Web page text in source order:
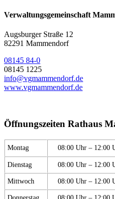
Verwaltungsgemeinschaft
Augsburger Straße 12
82291 Mammendorf
08145 84-0
08145 1225
info@vgmammendorf.de
www.vgmammendorf.de
Öffnungszeiten Rathaus
Montag 08:00 Uhr – 12:00
Dienstag 08:00 Uhr – 12:00
Mittwoch 08:00 Uhr – 12:00
Donnerstag 08:00 Uhr – 12:00